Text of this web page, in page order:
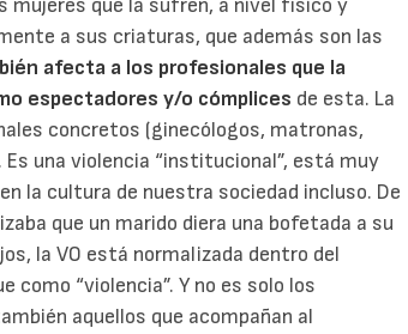
mujeres que la sufren, a nivel físico y
a sus criaturas, que además son las
afecta a los profesionales que la
espectadores y/o cómplices de esta. La
concretos (ginecólogos, matronas,
una violencia “institucional”, está muy
la cultura de nuestra sociedad incluso. De
que un marido diera una bofetada a su
la VO está normalizada dentro del
“violencia”. Y no es solo los
aquellos que acompañan al